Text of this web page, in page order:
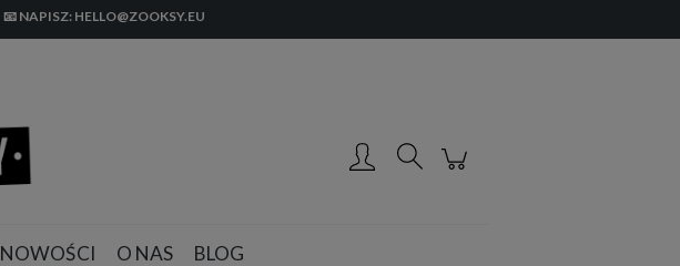
📧 NAPISZ: HELLO@ZOOKSY.EU
NOWOŚCI O NAS BLOG